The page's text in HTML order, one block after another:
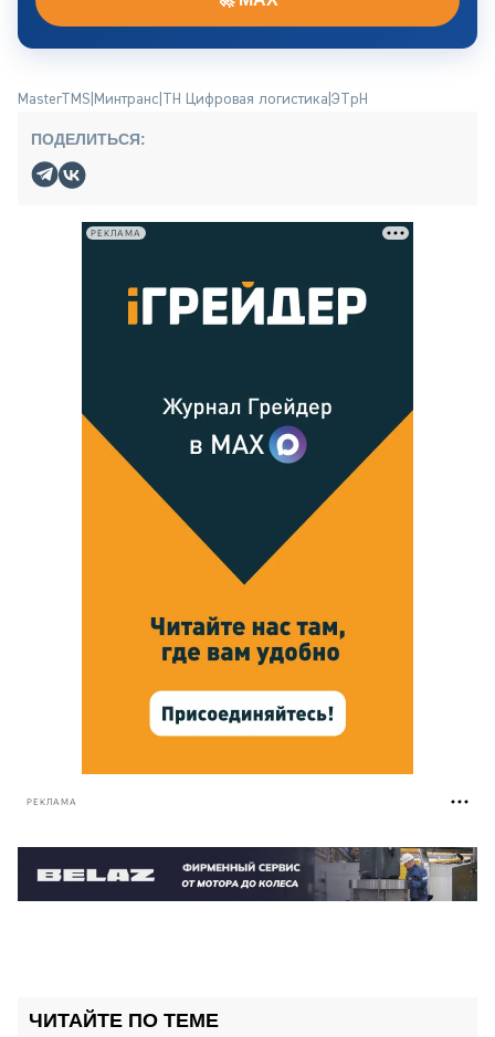
MasterTMS Минтранс ТН Цифровая логистика ЭТрН
ПОДЕЛИТЬСЯ:
РЕКЛАМА
РЕКЛАМА
ЧИТАЙТЕ ПО ТЕМЕ